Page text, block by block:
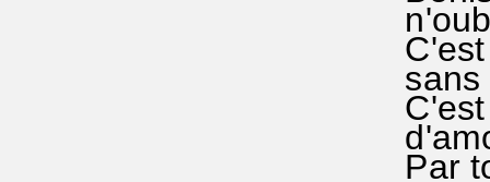
C'est
sans
C'est
Par